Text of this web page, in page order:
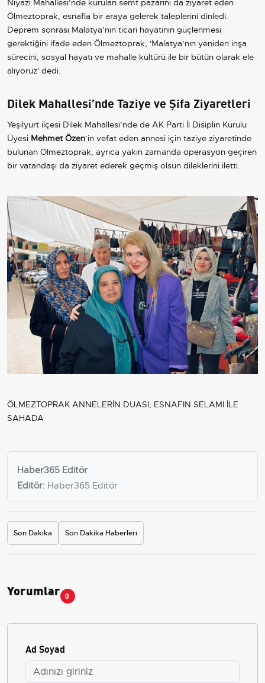
Niyazi Mahallesi’nde kurulan semt pazarını da ziyaret eden
Ölmeztoprak, esnafla bir araya gelerek taleplerini dinledi.
Deprem sonrası Malatya’nın ticari hayatının güçlenmesi
gerektiğini ifade eden Ölmeztoprak, 'Malatya’nın yeniden inşa
sürecini, sosyal hayatı ve mahalle kültürü ile bir bütün olarak ele
alıyoruz' dedi.
Dilek Mahallesi’nde Taziye ve Şifa Ziyaretleri
Yeşilyurt ilçesi Dilek Mahallesi’nde de AK Parti İl Disiplin Kurulu
Üyesi Mehmet Özen’in vefat eden annesi için taziye ziyaretinde
bulunan Ölmeztoprak, ayrıca yakın zamanda operasyon geçiren
bir vatandaşı da ziyaret ederek geçmiş olsun dileklerini iletti.
ÖLMEZTOPRAK ANNELERİN DUASI, ESNAFIN SELAMI İLE
SAHADA
Haber365 Editör
Editör: Haber365 Editör
Son Dakika Son Dakika Haberleri
Yorumlar 0
Ad Soyad